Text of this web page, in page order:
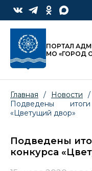
ПОРТАЛ
МО «ГОРОД
Главная / Новости
/
Подведены
«Цветущий двор»
Подведены
конкурса